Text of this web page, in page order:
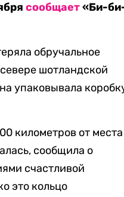
сообщает«Би-
обручальное
шотландской
упаковывала
километров от места
сообщила о
счастливой
это кольцо